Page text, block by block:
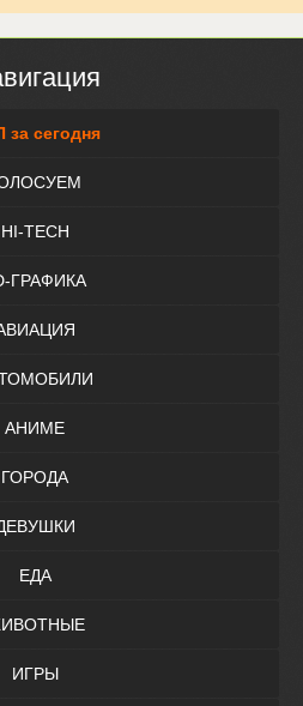
за сегодня
HI-TECH
ГРАФИКА
АНИМЕ
ГОРОДА
ЕДА
ИГРЫ